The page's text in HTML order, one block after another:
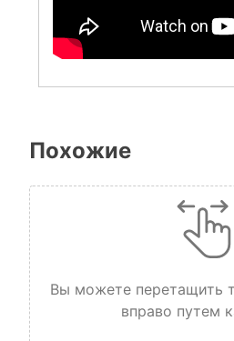
Похожие
Вы можете перетащить
вправо путем